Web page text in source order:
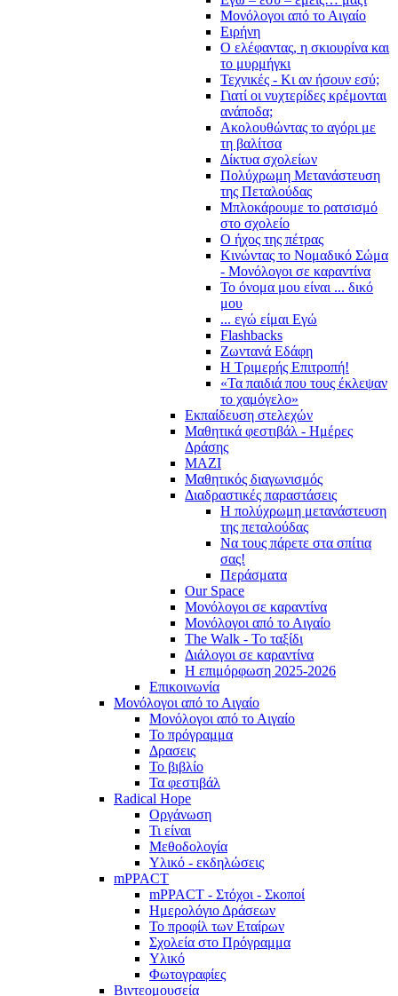
Μονόλογοι από το Αιγαίο
Ειρήνη
Ο ελέφαντας, η σκιουρίνα και
το μυρμήγκι
Τεχνικές - Κι αν ήσουν εσύ;
Γιατί οι νυχτερίδες κρέμονται
ανάποδα;
Ακολουθώντας το αγόρι με
τη βαλίτσα
Δίκτυα σχολείων
Πολύχρωμη Μετανάστευση
της Πεταλούδας
Μπλοκάρουμε το ρατσισμό
στο σχολείο
Ο ήχος της πέτρας
Κινώντας το Νομαδικό Σώμα
- Μονόλογοι σε καραντίνα
Το όνομα μου είναι ... δικό
μου
... εγώ είμαι Εγώ
Flashbacks
Ζωντανά Εδάφη
Η Τριμερής Επιτροπή!
«Τα παιδιά που τους έκλεψαν
το χαμόγελο»
Εκπαίδευση στελεχών
Μαθητικά φεστιβάλ - Ημέρες
Δράσης
ΜΑΖΙ
Μαθητικός διαγωνισμός
Διαδραστικές παραστάσεις
Η πολύχρωμη μετανάστευση
της πεταλούδας
Να τους πάρετε στα σπίτια
σας!
Περάσματα
Our Space
Μονόλογοι σε καραντίνα
Μονόλογοι από το Αιγαίο
The Walk - Το ταξίδι
Διάλογοι σε καραντίνα
Η επιμόρφωση 2025-2026
Επικοινωνία
Μονόλογοι από το Αιγαίο
Μονόλογοι από το Αιγαίο
Το πρόγραμμα
Δρασεις
Το βιβλίο
Τα φεστιβάλ
Radical Hope
Οργάνωση
Τι είναι
Μεθοδολογία
Υλικό - εκδηλώσεις
mPPACT
mPPACT - Στόχοι - Σκοποί
Ημερολόγιο Δράσεων
Το προφίλ των Εταίρων
Σχολεία στο Πρόγραμμα
Υλικό
Φωτογραφίες
Βιντεομουσεία